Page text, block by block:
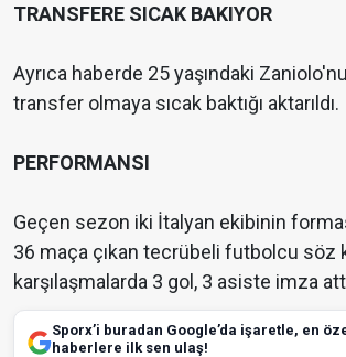
TRANSFERE SICAK BAKIYOR
Ayrıca haberde 25 yaşındaki
transfer olmaya sıcak baktığı aktarıldı.
PERFORMANSI
Geçen sezon iki İtalyan ekibinin
36 maça çıkan tecrübeli futbolcu söz
karşılaşmalarda 3 gol, 3 asiste imza
Sporx’i buradan Google’da işaretle, en
haberlere ilk sen ulaş!